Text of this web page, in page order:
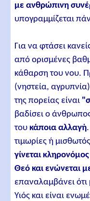
με ανθρώπινη
υπογραμμίζεται
Για να φτάσει
από ορισμένες
κάθαρση του νου.
(νηστεία,
της πορείας είναι
βαδίσει ο
του κάποια αλλαγή
τιμωρίες ή
γίνεται
Θεό και ενώνεται
επαναλαμβάνει
Υιός και είναι